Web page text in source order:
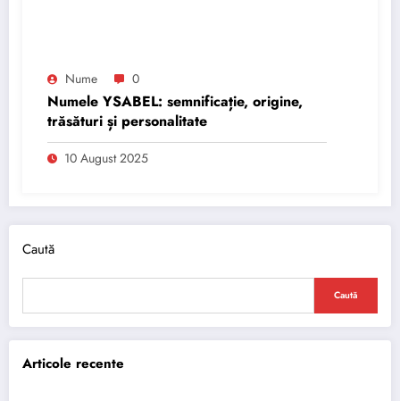
Nume 0
Numele YSABEL: semnificație, origine,
trăsături și personalitate
10 August 2025
Caută
Caută
Articole recente